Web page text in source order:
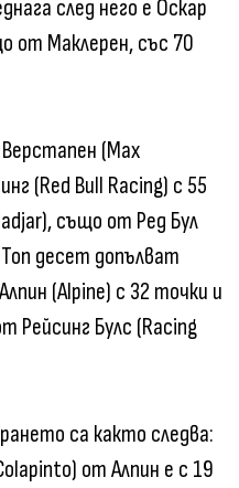
след него е Оскар
от Маклерен, със 70
(Max
(Red Bull Racing) с 55
също от Ред Бул
десет допълват
(Alpine) с 32 точки и
Рейсинг Булс (Racing
са както следва:
от Алпин е с 19